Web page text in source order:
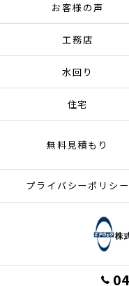
お客様の声
工務店
水回り
住宅
無料見積もり
プライバシーポリシー
© 2026 埼玉県加須市のリフ